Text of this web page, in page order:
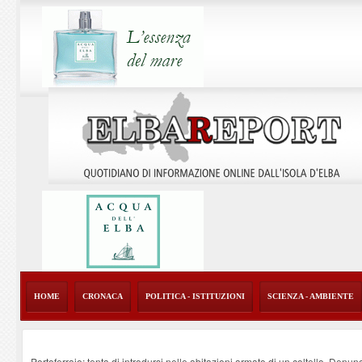
HOME CRONACA POLITICA - ISTITUZIONI SCIENZA - AMBIENTE